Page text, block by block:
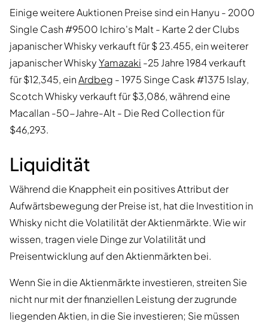
Einige weitere Auktionen Preise sind ein Hanyu - 2000
Single Cash #9500 Ichiro's Malt - Karte 2 der Clubs
japanischer Whisky verkauft für $ 23.455, ein weiterer
japanischer WhiskyYamazaki -25 Jahre 1984 verkauft
für $12,345, einArdbeg - 1975 Singe Cask #1375 Islay,
Scotch Whisky verkauft für $3,086, während eine
Macallan -50-Jahre-Alt - Die Red Collection für
$46,293.
Liquidität
Während die Knappheit ein positives Attribut der
Aufwärtsbewegung der Preise ist, hat die Investition in
Whisky nicht die Volatilität der Aktienmärkte. Wie wir
wissen, tragen viele Dinge zur Volatilität und
Preisentwicklung auf den Aktienmärkten bei.
Wenn Sie in die Aktienmärkte investieren, streiten Sie
nicht nur mit der finanziellen Leistung der zugrunde
liegenden Aktien, in die Sie investieren; Sie müssen